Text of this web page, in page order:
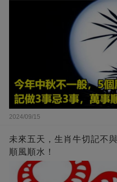
2024/09/15
未來五天，生肖牛切記不
順風順水！